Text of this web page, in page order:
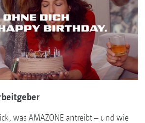
was AMAZONE antreibt – und wie